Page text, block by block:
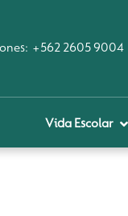
+562 2605 9004
Vida Escolar